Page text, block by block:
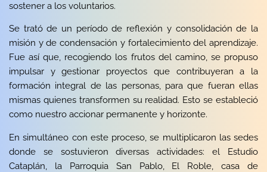
sostener a los voluntarios.
Se trató de un período de reflexión y consolidación de la
misión y de condensación y fortalecimiento del aprendizaje.
Fue así que, recogiendo los frutos del camino, se propuso
impulsar y gestionar proyectos que contribuyeran a la
formación integral de las personas, para que fueran ellas
mismas quienes transformen su realidad. Esto se estableció
como nuestro accionar permanente y horizonte.
En simultáneo con este proceso, se multiplicaron las sedes
donde se sostuvieron diversas actividades: el Estudio
Cataplán, la Parroquia San Pablo, El Roble, casa de